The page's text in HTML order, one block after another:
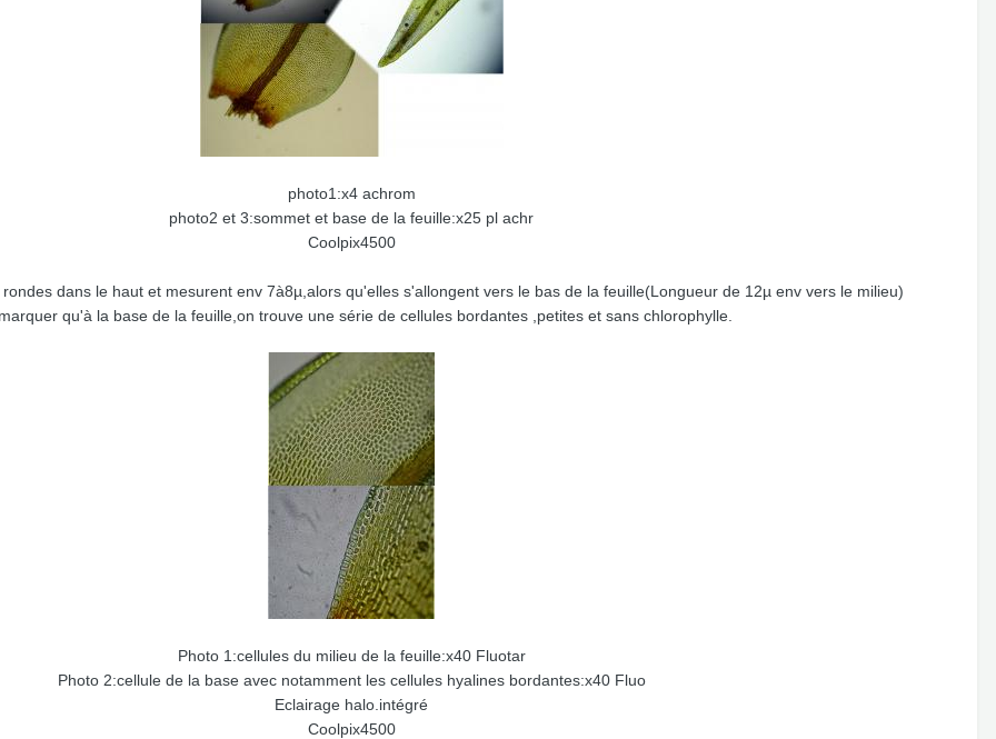
photo1:x4 achrom
photo2 et 3:sommet et base de la feuille:x25 pl achr
Coolpix4500
dans le haut et mesurent env 7à8µ,alors qu'elles s'allongent vers le bas de la feuille(Longueur de 12µ env vers le milieu)
qu'à la base de la feuille,on trouve une série de cellules bordantes ,petites et sans chlorophylle.
Photo 1:cellules du milieu de la feuille:x40 Fluotar
Photo 2:cellule de la base avec notamment les cellules hyalines bordantes:x40 Fluo
Eclairage halo.intégré
Coolpix4500